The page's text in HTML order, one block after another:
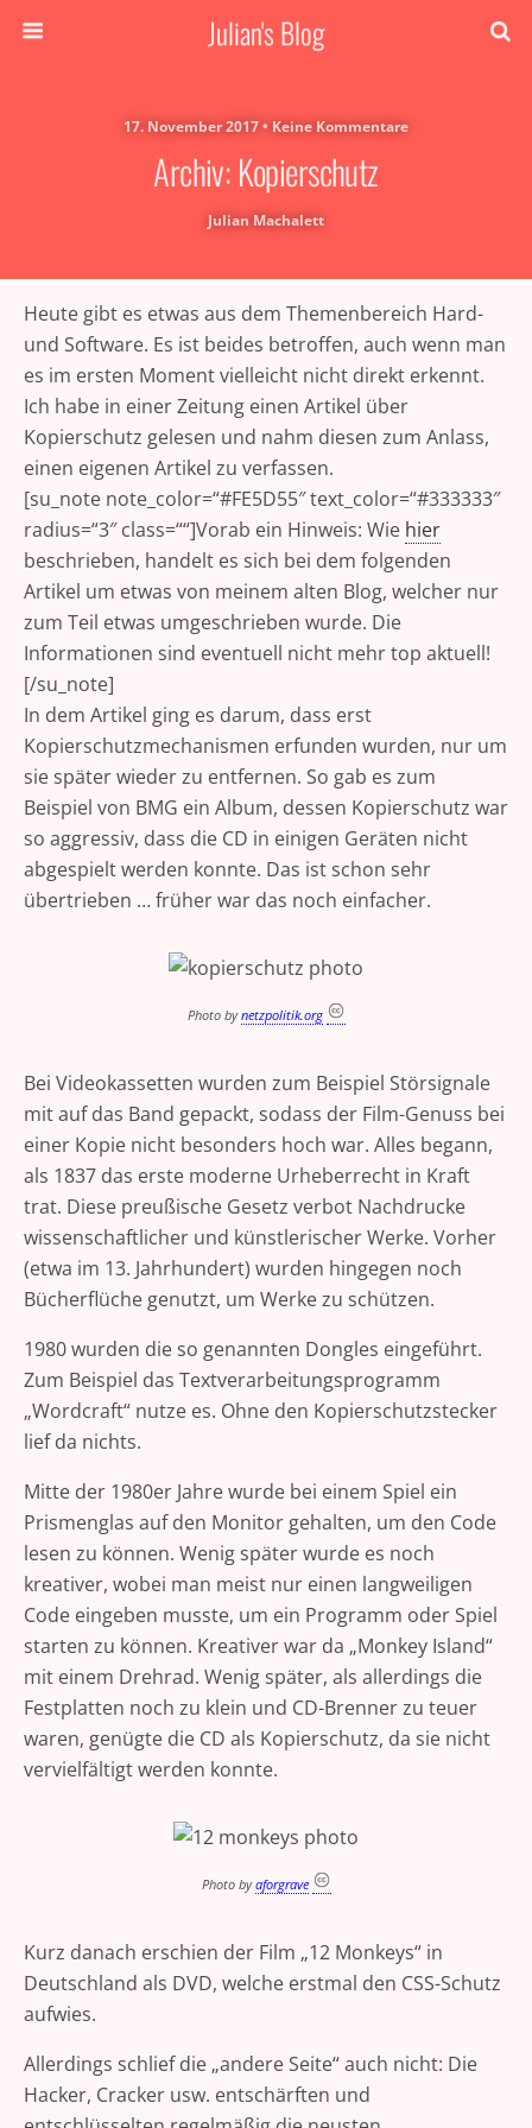
Julian's Blog
17. November 2017 • Keine Kommentare
Archiv: Kopierschutz
Julian Machalett
Heute gibt es etwas aus dem Themenbereich Hard-
und Software. Es ist beides betroffen, auch wenn man
es im ersten Moment vielleicht nicht direkt erkennt.
Ich habe in einer Zeitung einen Artikel über
Kopierschutz gelesen und nahm diesen zum Anlass,
einen eigenen Artikel zu verfassen.
[su_note note_color=“#FE5D55″ text_color=“#333333″
radius=“3″ class=““]Vorab ein Hinweis: Wie hier
beschrieben, handelt es sich bei dem folgenden
Artikel um etwas von meinem alten Blog, welcher nur
zum Teil etwas umgeschrieben wurde. Die
Informationen sind eventuell nicht mehr top aktuell!
[/su_note]
In dem Artikel ging es darum, dass erst
Kopierschutzmechanismen erfunden wurden, nur um
sie später wieder zu entfernen. So gab es zum
Beispiel von BMG ein Album, dessen Kopierschutz war
so aggressiv, dass die CD in einigen Geräten nicht
abgespielt werden konnte. Das ist schon sehr
übertrieben … früher war das noch einfacher.
Photo bynetzpolitik.org
Bei Videokassetten wurden zum Beispiel Störsignale
mit auf das Band gepackt, sodass der Film-Genuss bei
einer Kopie nicht besonders hoch war. Alles begann,
als 1837 das erste moderne Urheberrecht in Kraft
trat. Diese preußische Gesetz verbot Nachdrucke
wissenschaftlicher und künstlerischer Werke. Vorher
(etwa im 13. Jahrhundert) wurden hingegen noch
Bücherflüche genutzt, um Werke zu schützen.
1980 wurden die so genannten Dongles eingeführt.
Zum Beispiel das Textverarbeitungsprogramm
„Wordcraft“ nutze es. Ohne den Kopierschutzstecker
lief da nichts.
Mitte der 1980er Jahre wurde bei einem Spiel ein
Prismenglas auf den Monitor gehalten, um den Code
lesen zu können. Wenig später wurde es noch
kreativer, wobei man meist nur einen langweiligen
Code eingeben musste, um ein Programm oder Spiel
starten zu können. Kreativer war da „Monkey Island“
mit einem Drehrad. Wenig später, als allerdings die
Festplatten noch zu klein und CD-Brenner zu teuer
waren, genügte die CD als Kopierschutz, da sie nicht
vervielfältigt werden konnte.
Photo byaforgrave
Kurz danach erschien der Film „12 Monkeys“ in
Deutschland als DVD, welche erstmal den CSS-Schutz
aufwies.
Allerdings schlief die „andere Seite“ auch nicht: Die
Hacker, Cracker usw. entschärften und